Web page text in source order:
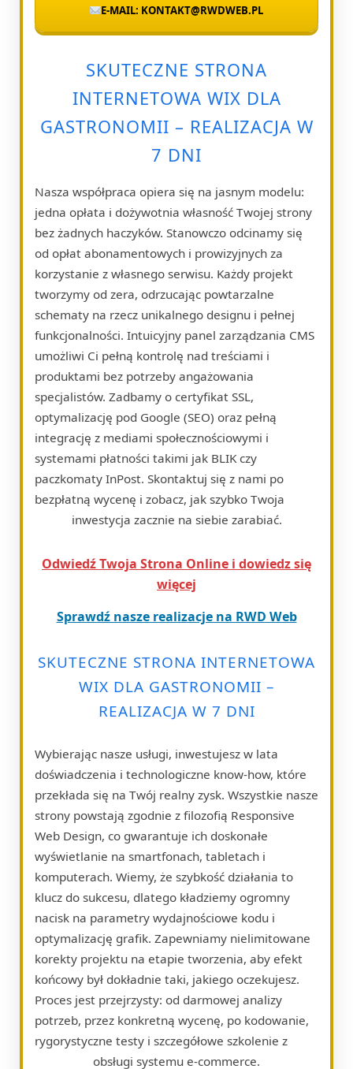
E-MAIL: KONTAKT@RWDWEB.PL
SKUTECZNE STRONA
INTERNETOWA WIX DLA
GASTRONOMII – REALIZACJA W
7 DNI
Nasza współpraca opiera się na jasnym modelu:
jedna opłata i dożywotnia własność Twojej strony
bez żadnych haczyków. Stanowczo odcinamy się
od opłat abonamentowych i prowizyjnych za
korzystanie z własnego serwisu. Każdy projekt
tworzymy od zera, odrzucając powtarzalne
schematy na rzecz unikalnego designu i pełnej
funkcjonalności. Intuicyjny panel zarządzania CMS
umożliwi Ci pełną kontrolę nad treściami i
produktami bez potrzeby angażowania
specjalistów. Zadbamy o certyfikat SSL,
optymalizację pod Google (SEO) oraz pełną
integrację z mediami społecznościowymi i
systemami płatności takimi jak BLIK czy
paczkomaty InPost. Skontaktuj się z nami po
bezpłatną wycenę i zobacz, jak szybko Twoja
inwestycja zacznie na siebie zarabiać.
Odwiedź Twoja Strona Online i dowiedz się
więcej
Sprawdź nasze realizacje na RWD Web
SKUTECZNE STRONA INTERNETOWA
WIX DLA GASTRONOMII –
REALIZACJA W 7 DNI
Wybierając nasze usługi, inwestujesz w lata
doświadczenia i technologiczne know-how, które
przekłada się na Twój realny zysk. Wszystkie nasze
strony powstają zgodnie z filozofią Responsive
Web Design, co gwarantuje ich doskonałe
wyświetlanie na smartfonach, tabletach i
komputerach. Wiemy, że szybkość działania to
klucz do sukcesu, dlatego kładziemy ogromny
nacisk na parametry wydajnościowe kodu i
optymalizację grafik. Zapewniamy nielimitowane
korekty projektu na etapie tworzenia, aby efekt
końcowy był dokładnie taki, jakiego oczekujesz.
Proces jest przejrzysty: od darmowej analizy
potrzeb, przez konkretną wycenę, po kodowanie,
rygorystyczne testy i szczegółowe szkolenie z
obsługi systemu e-commerce.